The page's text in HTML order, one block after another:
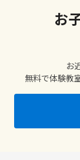
お
お
無料で体験教